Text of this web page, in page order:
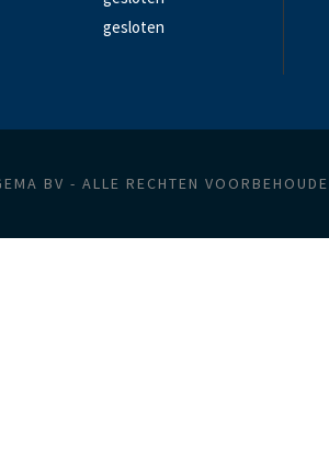
gesloten
BV - ALLE RECHTEN